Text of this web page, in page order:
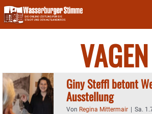
Skip
to
content
VAGEN
Giny Steffl betont
Ausstellung
Von Regina Mittermair | Sa.